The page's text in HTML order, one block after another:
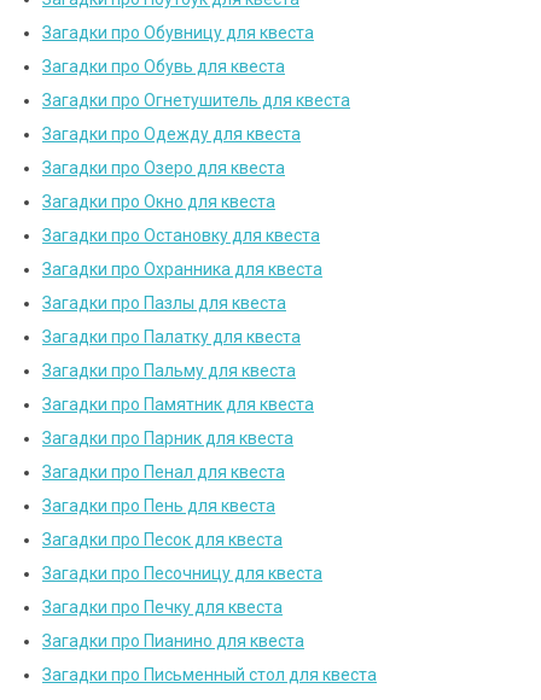
Загадки про Обувницу для квеста
Загадки про Обувь для квеста
Загадки про Огнетушитель для квеста
Загадки про Одежду для квеста
Загадки про Озеро для квеста
Загадки про Окно для квеста
Загадки про Остановку для квеста
Загадки про Охранника для квеста
Загадки про Пазлы для квеста
Загадки про Палатку для квеста
Загадки про Пальму для квеста
Загадки про Памятник для квеста
Загадки про Парник для квеста
Загадки про Пенал для квеста
Загадки про Пень для квеста
Загадки про Песок для квеста
Загадки про Песочницу для квеста
Загадки про Печку для квеста
Загадки про Пианино для квеста
Загадки про Письменный стол для квеста